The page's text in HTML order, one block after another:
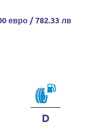
евро / 782.33 лв
D